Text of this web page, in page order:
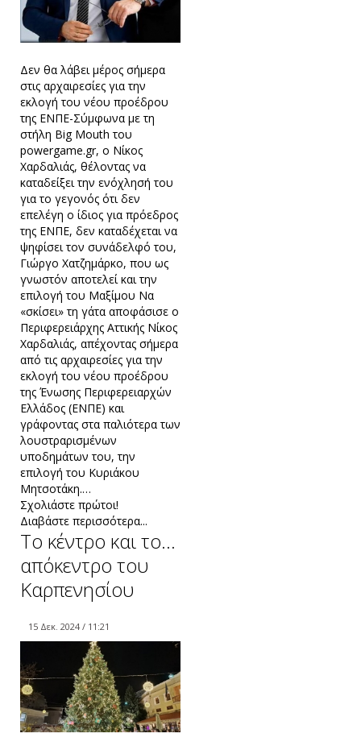
Δεν θα λάβει μέρος σήμερα
στις αρχαιρεσίες για την
εκλογή του νέου προέδρου
της ΕΝΠΕ-Σύμφωνα με τη
στήλη Big Mouth του
powergame.gr, ο Νίκος
Χαρδαλιάς, θέλοντας να
καταδείξει την ενόχλησή του
για το γεγονός ότι δεν
επελέγη ο ίδιος για πρόεδρος
της ΕΝΠΕ, δεν καταδέχεται να
ψηφίσει τον συνάδελφό του,
Γιώργο Χατζημάρκο, που ως
γνωστόν αποτελεί και την
επιλογή του Μαξίμου Να
«σκίσει» τη γάτα αποφάσισε ο
Περιφερειάρχης Αττικής Νίκος
Χαρδαλιάς, απέχοντας σήμερα
από τις αρχαιρεσίες για την
εκλογή του νέου προέδρου
της Ένωσης Περιφερειαρχών
Ελλάδος (ΕΝΠΕ) και
γράφοντας στα παλιότερα των
λουστραρισμένων
υποδημάτων του, την
επιλογή του Κυριάκου
Μητσοτάκη.…
Σχολιάστε πρώτοι!
Διαβάστε περισσότερα...
Το κέντρο και το...
απόκεντρο του
Καρπενησίου
15 Δεκ. 2024 / 11:21